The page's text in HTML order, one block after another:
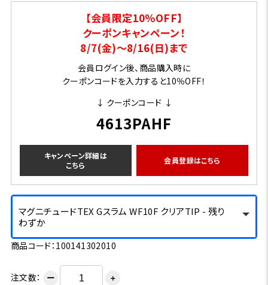
【会員限定10％OFF】
クーポンキャンペーン！
8/7(金)～8/16(日)まで
会員ログイン後、商品購入時に
クーポンコードを入力すると10％OFF！
↓ クーポンコード ↓
4613PAHF
キャンペーン詳細は
こちら
会員登録はこちら
マグニチュードTEX Gスラム WF10F クリアTIP - 残り
わずか
商品コード：100141302010
注文数： ー ＋